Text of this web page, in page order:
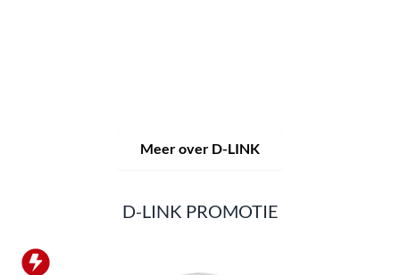
Meer over D-LINK
D-LINK PROMOTIE